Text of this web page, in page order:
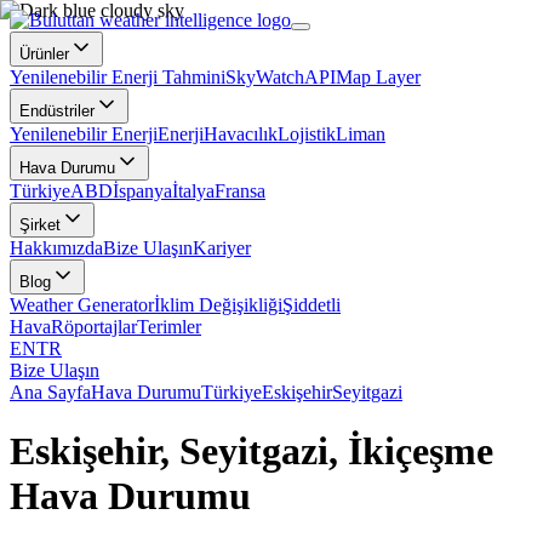
Ürünler
Yenilenebilir Enerji TahminiSkyWatchAPIMap Layer
Endüstriler
Yenilenebilir EnerjiEnerjiHavacılıkLojistikLiman
Hava Durumu
TürkiyeABDİspanyaİtalyaFransa
Şirket
HakkımızdaBize UlaşınKariyer
Blog
Weather Generatorİklim DeğişikliğiŞiddetli
HavaRöportajlarTerimler
ENTR
Bize Ulaşın
Ana SayfaHava DurumuTürkiyeEskişehirSeyitgazi
Eskişehir, Seyitgazi, İkiçeşme
Hava Durumu